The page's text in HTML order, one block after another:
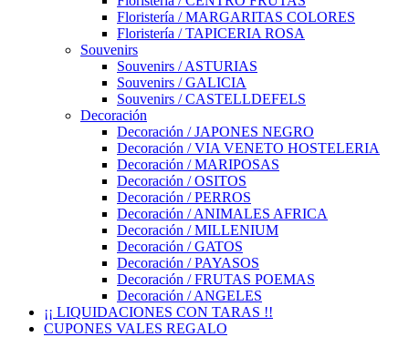
Floristería / MARGARITAS COLORES
Floristería / TAPICERIA ROSA
Souvenirs
Souvenirs / ASTURIAS
Souvenirs / GALICIA
Souvenirs / CASTELLDEFELS
Decoración
Decoración / JAPONES NEGRO
Decoración / VIA VENETO HOSTELERIA
Decoración / MARIPOSAS
Decoración / OSITOS
Decoración / PERROS
Decoración / ANIMALES AFRICA
Decoración / MILLENIUM
Decoración / GATOS
Decoración / PAYASOS
Decoración / FRUTAS POEMAS
Decoración / ANGELES
¡¡ LIQUIDACIONES CON TARAS !!
CUPONES VALES REGALO